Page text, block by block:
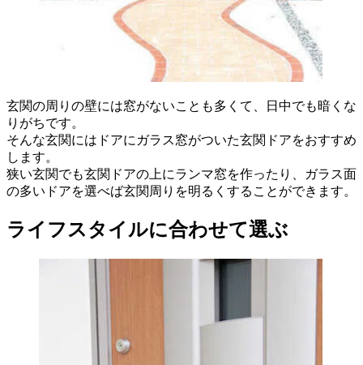
玄関の周りの壁には窓がないことも多くて、日中でも暗くな
りがちです。
そんな玄関にはドアにガラス窓がついた玄関ドアをおすすめ
します。
狭い玄関でも玄関ドアの上にランマ窓を作ったり、ガラス面
の多いドアを選べば玄関周りを明るくすることができます。
ライフスタイルに合わせて選ぶ